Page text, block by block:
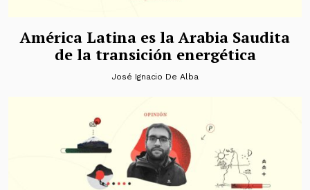
América Latina es la Arabia Saudita
de la transición energética
José Ignacio De Alba